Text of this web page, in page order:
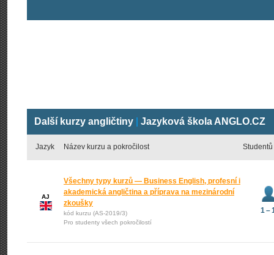
Další kurzy angličtiny Jazyková škola ANGLO.CZ
Jazyk Název kurzu a pokročilost Studentů
AJ
Všechny typy kurzů — Business English, profesní i
akademická angličtina a příprava na mezinárodní
zkoušky
kód kurzu (AS-2019/3)
Pro studenty všech pokročilostí
1 –